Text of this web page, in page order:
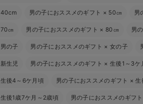
40cm 男の子におススメのギフト × 50㎝ 男
70㎝ 男の子におススメのギフト × 80㎝ 男
男の子 男の子におススメのギフト × 女の子
新生児 男の子におススメのギフト × 生後1～3ケ
生後4～6ケ月頃 男の子におススメのギフト ×生
生後1歳7ケ月～2歳頃 男の子におススメのギフト